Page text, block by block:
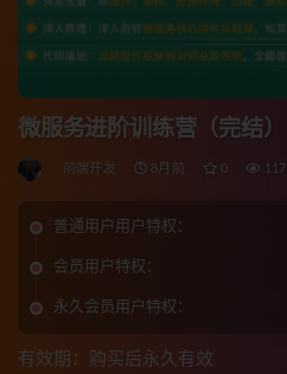
微服务进阶训练营（完结）
前端开发 8月前 0 117
普通用户用户特权：
会员用户特权：
永久会员用户特权：
有效期：购买后永久有效